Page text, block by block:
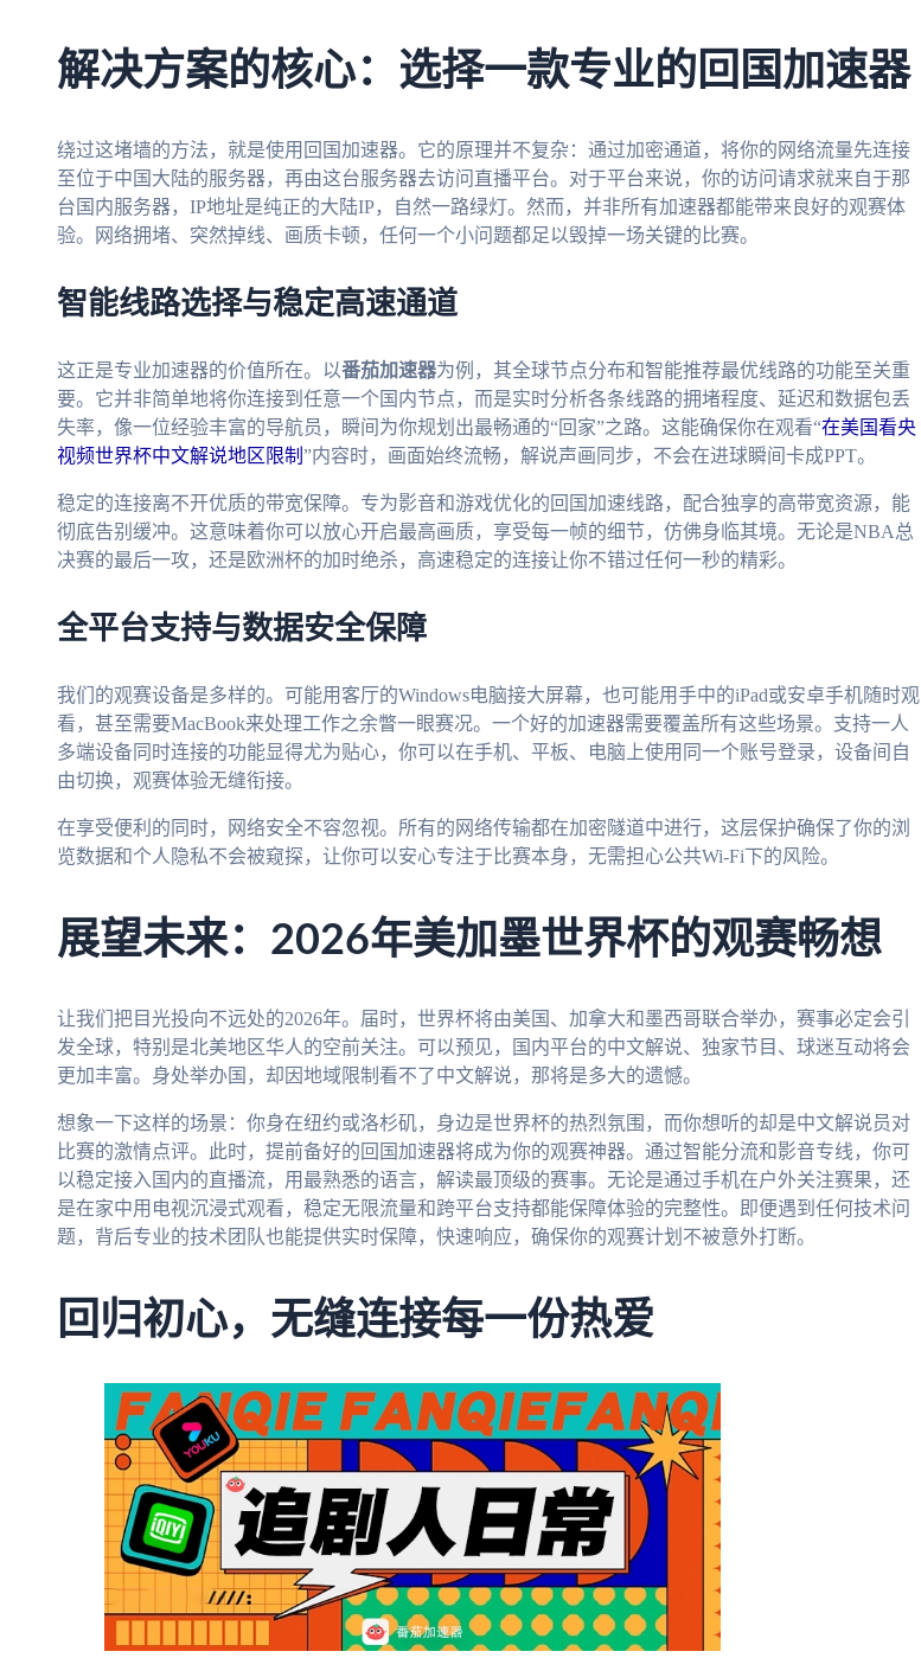
解决方案的核心：选择一款专业的回国加速器
绕过这堵墙的方法，就是使用回国加速器。它的原理并不复杂：通过加密通道，将你的网络流量先连接
至位于中国大陆的服务器，再由这台服务器去访问直播平台。对于平台来说，你的访问请求就来自于那
台国内服务器，IP地址是纯正的大陆IP，自然一路绿灯。然而，并非所有加速器都能带来良好的观赛体
验。网络拥堵、突然掉线、画质卡顿，任何一个小问题都足以毁掉一场关键的比赛。
智能线路选择与稳定高速通道
这正是专业加速器的价值所在。以番茄加速器为例，其全球节点分布和智能推荐最优线路的功能至关重
要。它并非简单地将你连接到任意一个国内节点，而是实时分析各条线路的拥堵程度、延迟和数据包丢
失率，像一位经验丰富的导航员，瞬间为你规划出最畅通的“回家”之路。这能确保你在观看“在美国看央
视频世界杯中文解说地区限制 ”内容时，画面始终流畅，解说声画同步，不会在进球瞬间卡成PPT。
稳定的连接离不开优质的带宽保障。专为影音和游戏优化的回国加速线路，配合独享的高带宽资源，能
彻底告别缓冲。这意味着你可以放心开启最高画质，享受每一帧的细节，仿佛身临其境。无论是NBA总
决赛的最后一攻，还是欧洲杯的加时绝杀，高速稳定的连接让你不错过任何一秒的精彩。
全平台支持与数据安全保障
我们的观赛设备是多样的。可能用客厅的Windows电脑接大屏幕，也可能用手中的iPad或安卓手机随时观
看，甚至需要MacBook来处理工作之余瞥一眼赛况。一个好的加速器需要覆盖所有这些场景。支持一人
多端设备同时连接的功能显得尤为贴心，你可以在手机、平板、电脑上使用同一个账号登录，设备间自
由切换，观赛体验无缝衔接。
在享受便利的同时，网络安全不容忽视。所有的网络传输都在加密隧道中进行，这层保护确保了你的浏
览数据和个人隐私不会被窥探，让你可以安心专注于比赛本身，无需担心公共Wi-Fi下的风险。
展望未来：2026年美加墨世界杯的观赛畅想
让我们把目光投向不远处的2026年。届时，世界杯将由美国、加拿大和墨西哥联合举办，赛事必定会引
发全球，特别是北美地区华人的空前关注。可以预见，国内平台的中文解说、独家节目、球迷互动将会
更加丰富。身处举办国，却因地域限制看不了中文解说，那将是多大的遗憾。
想象一下这样的场景：你身在纽约或洛杉矶，身边是世界杯的热烈氛围，而你想听的却是中文解说员对
比赛的激情点评。此时，提前备好的回国加速器将成为你的观赛神器。通过智能分流和影音专线，你可
以稳定接入国内的直播流，用最熟悉的语言，解读最顶级的赛事。无论是通过手机在户外关注赛果，还
是在家中用电视沉浸式观看，稳定无限流量和跨平台支持都能保障体验的完整性。即便遇到任何技术问
题，背后专业的技术团队也能提供实时保障，快速响应，确保你的观赛计划不被意外打断。
回归初心，无缝连接每一份热爱